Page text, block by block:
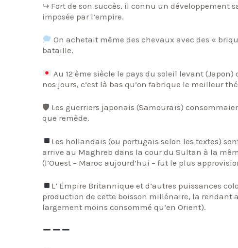
↪ Fort de son succès, il connu un développement
imposée par l’empire.
On achetait même des chevaux avec des «
bataille.
Au 12 ème siècle le pays du soleil levant
nos jours, c’est là bas qu’on fabrique le meilleur
🛡 Les guerriers japonais (Samouraïs)
que remède.
Les hollandais (ou portugais selon les textes)
arrive au Maghreb dans la cour du Sultan à la
(l’Ouest – Maroc aujourd’hui – fut le plus
L’ Empire Britannique et d’autres puissances
production de cette boisson millénaire, la rendant
largement moins consommé qu’en Orient).